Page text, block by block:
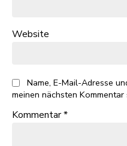
Website
Name, E-Mail-Adresse
meinen nächsten Kommentar
Kommentar*